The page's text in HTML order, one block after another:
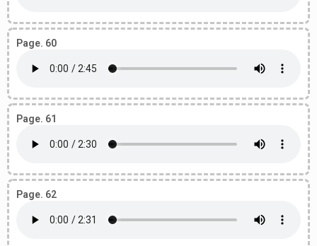
Page. 60
Page. 61
Page. 62